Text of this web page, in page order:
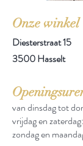
Onze winkel
Diesterstraat 15
3500 Hasselt
van dinsdag tot
vrijdag en
zondag en